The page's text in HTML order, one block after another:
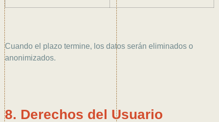
Cuando el plazo termine, los datos serán eliminados o
anonimizados.
8. Derechos del Usuario